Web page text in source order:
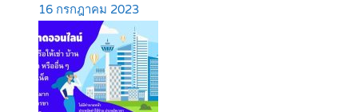
16 กรกฎาคม 2023